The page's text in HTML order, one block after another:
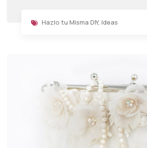
Hazlo tu Misma DIY, Ideas